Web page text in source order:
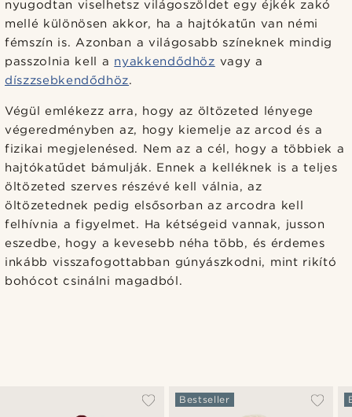
nyugodtan viselhetsz világoszöldet egy éjkék zakó
mellé különösen akkor, ha a hajtókatűn van némi
fémszín is. Azonban a világosabb színeknek mindig
passzolnia kell a nyakkendődhöz vagy a
díszzsebkendődhöz.
Végül emlékezz arra, hogy az öltözeted lényege
végeredményben az, hogy kiemelje az arcod és a
fizikai megjelenésed. Nem az a cél, hogy a többiek a
hajtókatűdet bámulják. Ennek a kelléknek is a teljes
öltözeted szerves részévé kell válnia, az
öltözetednek pedig elsősorban az arcodra kell
felhívnia a figyelmet. Ha kétségeid vannak, jusson
eszedbe, hogy a kevesebb néha több, és érdemes
inkább visszafogottabban gúnyászkodni, mint rikító
bohócot csinálni magadból.
Bestseller